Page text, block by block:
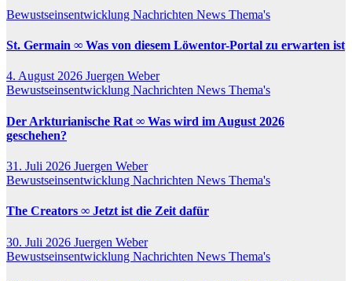
Bewustseinsentwicklung Nachrichten News Thema's
St. Germain ∞ Was von diesem Löwentor-Portal zu erwarten ist
4. August 2026 Juergen Weber
Bewustseinsentwicklung Nachrichten News Thema's
Der Arkturianische Rat ∞ Was wird im August 2026
geschehen?
31. Juli 2026 Juergen Weber
Bewustseinsentwicklung Nachrichten News Thema's
The Creators ∞ Jetzt ist die Zeit dafür
30. Juli 2026 Juergen Weber
Bewustseinsentwicklung Nachrichten News Thema's